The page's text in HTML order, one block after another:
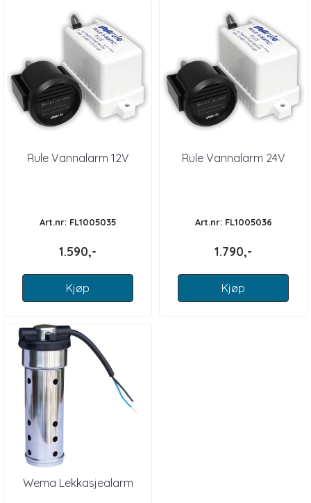
Rule Vannalarm 12V
Art.nr: FL1005035
1.590,-
Kjøp
Rule Vannalarm 24V
Art.nr: FL1005036
1.790,-
Kjøp
Wema Lekkasjealarm